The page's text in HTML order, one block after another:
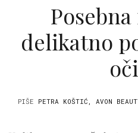
delikatno
PIŠE PETRA KOŠTIĆ, AVON